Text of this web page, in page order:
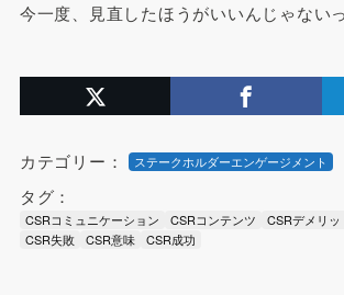
今一度、見直したほうがいいんじゃない
カテゴリー： ステークホルダーエンゲージメント
タグ：
CSRコミュニケーション CSRコンテンツ CSRデメリッ
CSR失敗
CSR意味 CSR成功